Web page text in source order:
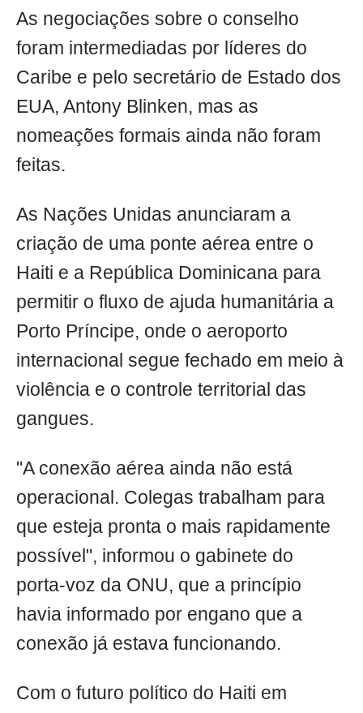
As negociações sobre o conselho
foram intermediadas por líderes do
Caribe e pelo secretário de Estado dos
EUA, Antony Blinken, mas as
nomeações formais ainda não foram
feitas.
As Nações Unidas anunciaram a
criação de uma ponte aérea entre o
Haiti e a República Dominicana para
permitir o fluxo de ajuda humanitária a
Porto Príncipe, onde o aeroporto
internacional segue fechado em meio à
violência e o controle territorial das
gangues.
"A conexão aérea ainda não está
operacional. Colegas trabalham para
que esteja pronta o mais rapidamente
possível", informou o gabinete do
porta-voz da ONU, que a princípio
havia informado por engano que a
conexão já estava funcionando.
Com o futuro político do Haiti em